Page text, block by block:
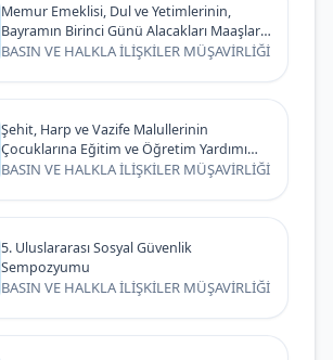
Memur Emeklisi, Dul ve Yetimlerinin,
Bayramın Birinci Günü Alacakları Maaşları
Bayramdan Bir Gün Önce Ödenecek
BASIN VE HALKLA İLİŞKİLER MÜŞAVİRLİĞİ
Şehit, Harp ve Vazife Malullerinin
Çocuklarına Eğitim ve Öğretim Yardımı
Hakkında Basın Duyurusu
BASIN VE HALKLA İLİŞKİLER MÜŞAVİRLİĞİ
5. Uluslararası Sosyal Güvenlik
Sempozyumu
BASIN VE HALKLA İLİŞKİLER MÜŞAVİRLİĞİ